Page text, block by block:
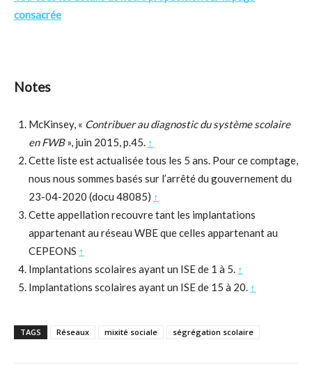
consacrée
Notes
McKinsey, « Contribuer au diagnostic du système scolaire
en FWB», juin 2015, p.45. ↑
Cette liste est actualisée tous les 5 ans. Pour ce comptage,
nous nous sommes basés sur l’arrêté du gouvernement du
23-04-2020 (docu 48085) ↑
Cette appellation recouvre tant les implantations
appartenant au réseau WBE que celles appartenant au
CEPEONS ↑
Implantations scolaires ayant un ISE de 1 à 5. ↑
Implantations scolaires ayant un ISE de 15 à 20. ↑
TAGS Réseaux mixité sociale ségrégation scolaire